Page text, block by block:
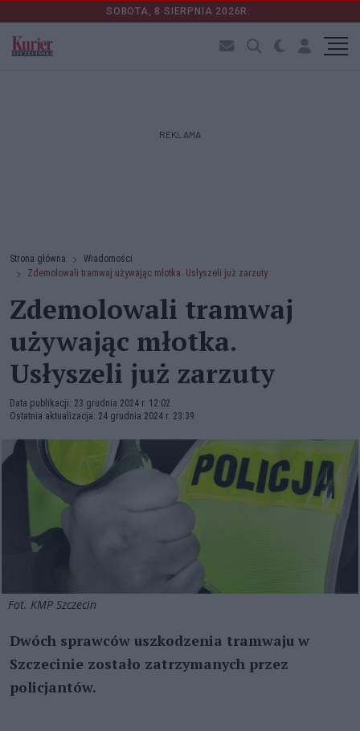
SOBOTA, 8 SIERPNIA 2026R.
REKLAMA
Strona główna
Wiadomości
Zdemolowali tramwaj używając młotka. Usłyszeli już zarzuty
Zdemolowali tramwaj
używając młotka.
Usłyszeli już zarzuty
Data publikacji: 23 grudnia 2024 r. 12:02
Ostatnia aktualizacja: 24 grudnia 2024 r. 23:39
Fot. KMP Szczecin
Dwóch sprawców uszkodzenia tramwaju w
Szczecinie zostało zatrzymanych przez
policjantów.